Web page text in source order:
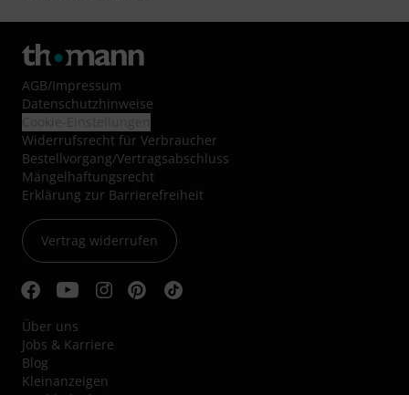
AGB/Impressum
Datenschutzhinweise
Widerrufsrecht für Verbraucher
Bestellvorgang/Vertragsabschluss
Mängelhaftungsrecht
Erklärung zur Barrierefreiheit
Vertrag widerrufen
Über uns
Jobs & Karriere
Blog
Kleinanzeigen